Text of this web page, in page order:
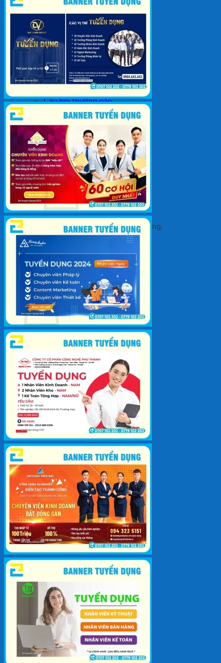
Backdrop
In Tem Nhãn
In Decal
Tin tức
Tin Tức In Kỹ Thuật Số
Tin Tức In UV
Tin tức công ty
Câu hỏi thường gặp
Liên hệ
Tìm
kiếm:
Giỏ hàng /0₫
Chưa có sản phẩm trong giỏ hàng.
Quay trở lại cửa hàng
Giỏ hàng
Chưa có sản phẩm trong giỏ hàng.
Quay trở lại cửa hàng